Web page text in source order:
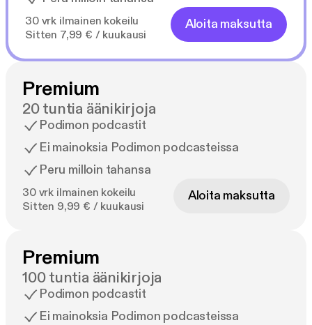
30 vrk ilmainen kokeilu
Sitten 7,99 € / kuukausi
Aloita maksutta
Premium
20 tuntia äänikirjoja
Podimon podcastit
Ei mainoksia Podimon podcasteissa
Peru milloin tahansa
30 vrk ilmainen kokeilu
Sitten 9,99 € / kuukausi
Aloita maksutta
Premium
100 tuntia äänikirjoja
Podimon podcastit
Ei mainoksia Podimon podcasteissa